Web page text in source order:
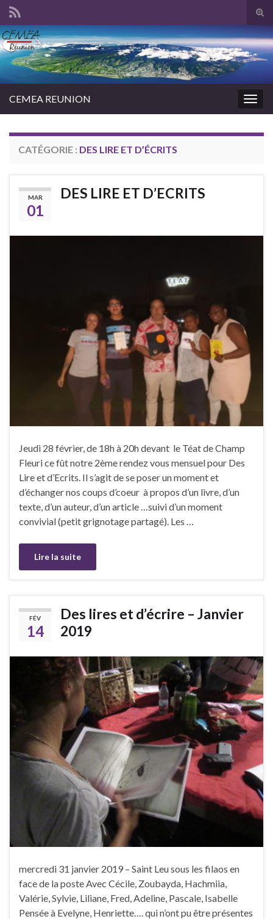
Search for:
CEMEA REUNION
CATÉGORIE : DES LIRE ET D’ÉCRITS
MAR
01
DES LIRE ET D’ECRITS
Jeudi 28 février, de 18h à 20h devant le Téat de Champ
Fleuri ce fût notre 2ème rendez vous mensuel pour Des
Lire et d’Ecrits. Il s’agit de se poser un moment et
d’échanger nos coups d’coeur à propos d’un livre, d’un
texte, d’un auteur, d’un article …suivi d’un moment
convivial (petit grignotage partagé). Les …
Lire la suite
FÉV
14
Des lires et d’écrire – Janvier
2019
mercredi 31 janvier 2019 – Saint Leu sous les filaos en
face de la poste Avec Cécile, Zoubayda, Hachmiia,
Valérie, Sylvie, Liliane, Fred, Adeline, Pascale, Isabelle
Pensée à Evelyne, Henriette…. qui n’ont pu être présentes